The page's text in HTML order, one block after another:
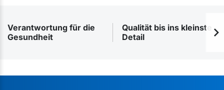
Verantwortung für die
Gesundheit
Qualität bis ins kleinste
Detail